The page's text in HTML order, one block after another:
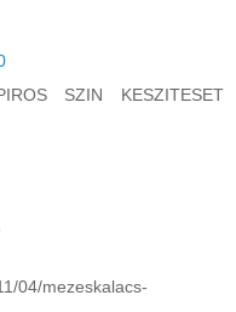
SZIN KESZITESET
04/mezeskalacs-